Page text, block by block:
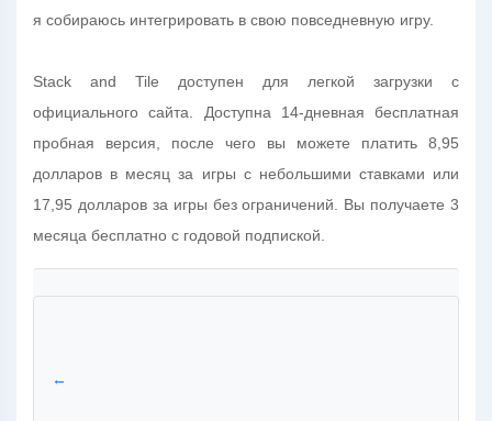
я собираюсь интегрировать в свою повседневную игру.
Stack and Tile доступен для легкой загрузки с
официального сайта. Доступна 14-дневная бесплатная
пробная версия, после чего вы можете платить 8,95
долларов в месяц за игры с небольшими ставками или
17,95 долларов за игры без ограничений. Вы получаете 3
месяца бесплатно с годовой подпиской.
←